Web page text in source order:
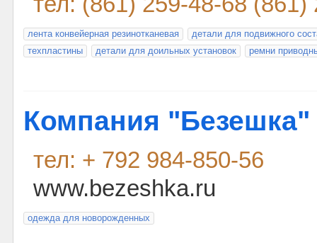
лента конвейерная резинотканевая
детали для подвижного
техпластины
детали для доильных установок ремни
Компания "Безешка"
тел: + 792 984-850-56
www.bezeshka.ru
одежда для новорожденных